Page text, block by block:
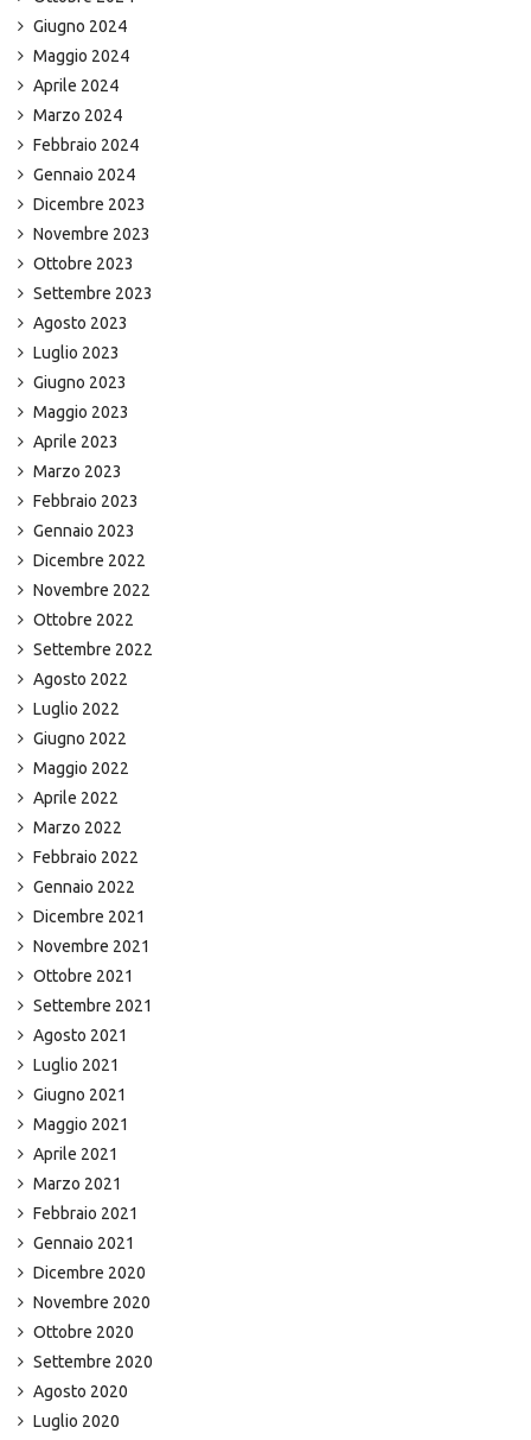
Giugno 2024
Maggio 2024
Aprile 2024
Marzo 2024
Febbraio 2024
Gennaio 2024
Dicembre 2023
Novembre 2023
Ottobre 2023
Settembre 2023
Agosto 2023
Luglio 2023
Giugno 2023
Maggio 2023
Aprile 2023
Marzo 2023
Febbraio 2023
Gennaio 2023
Dicembre 2022
Novembre 2022
Ottobre 2022
Settembre 2022
Agosto 2022
Luglio 2022
Giugno 2022
Maggio 2022
Aprile 2022
Marzo 2022
Febbraio 2022
Gennaio 2022
Dicembre 2021
Novembre 2021
Ottobre 2021
Settembre 2021
Agosto 2021
Luglio 2021
Giugno 2021
Maggio 2021
Aprile 2021
Marzo 2021
Febbraio 2021
Gennaio 2021
Dicembre 2020
Novembre 2020
Ottobre 2020
Settembre 2020
Agosto 2020
Luglio 2020